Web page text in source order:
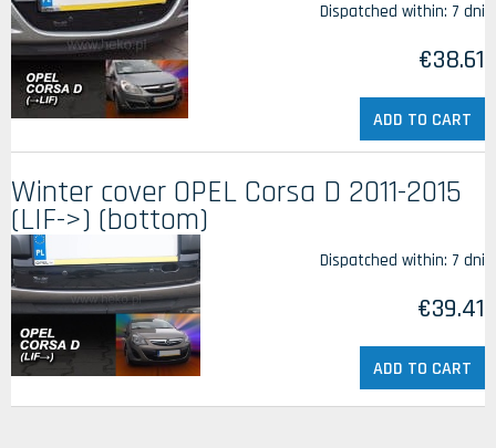
Dispatched within: 7 dni
€38.61
ADD TO CART
Winter cover OPEL Corsa D 2011-2015
(LIF->) (bottom)
Dispatched within: 7 dni
€39.41
ADD TO CART